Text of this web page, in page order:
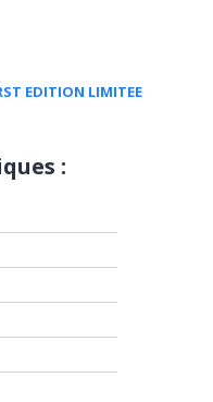
EDITION LIMITEE
: